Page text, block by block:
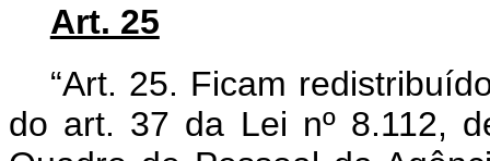
Art. 25
“Art. 25. Ficam
do art. 37 da Lei nº 8.112,